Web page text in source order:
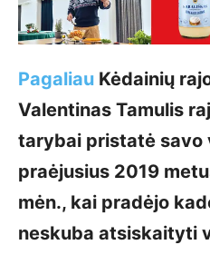
Pagaliau Kėdainių
Valentinas Tamulis
tarybai pristatė savo
praėjusius 2019
mėn., kai pradėjo
neskuba atsiskaityti